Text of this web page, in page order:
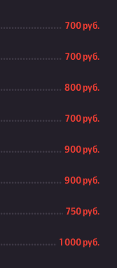
700 руб.
700 руб.
800 руб.
700 руб.
900 руб.
900 руб.
750 руб.
1 000 руб.